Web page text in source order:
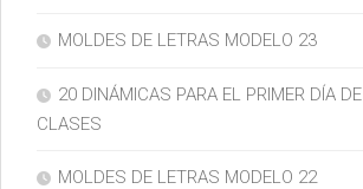
MOLDES DE LETRAS MODELO 23
20 DINÁMICAS PARA EL PRIMER DÍA DE
CLASES
MOLDES DE LETRAS MODELO 22